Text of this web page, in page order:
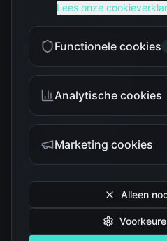
Lees onze
Functionele cookies
Analytische cookies
Marketing cookies
Alleen